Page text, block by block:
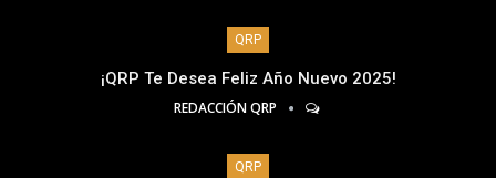
QRP
¡QRP Te Desea Feliz Año Nuevo 2025!
REDACCIÓN QRP
QRP